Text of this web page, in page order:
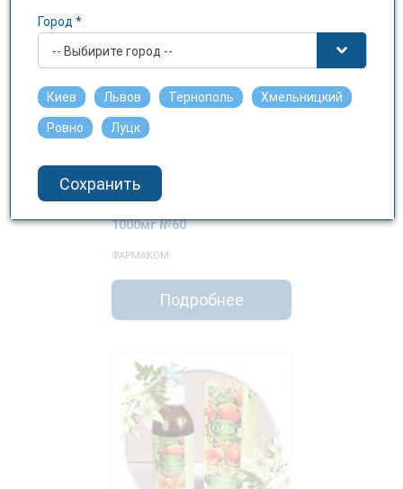
1000мг №60
ФАРМАКОМ
Подробнее
Город *
-- Выбирите город --
Киев Львов Тернополь Хмельницкий
Ровно Луцк
Сохранить